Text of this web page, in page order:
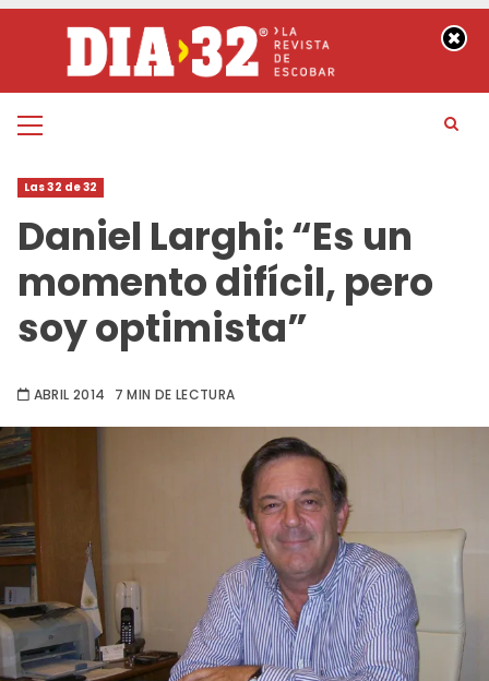
contenido
Menú
Las 32 de 32
Daniel Larghi: “Es un
momento difícil, pero
soy optimista”
ABRIL 2014 7 MIN DE LECTURA